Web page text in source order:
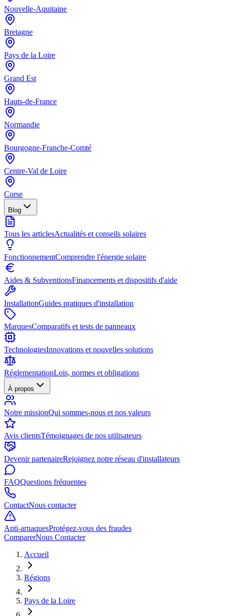
Nouvelle-Aquitaine
Bretagne
Pays de la Loire
Grand Est
Hauts-de-France
Normandie
Bourgogne-Franche-Comté
Centre-Val de Loire
Corse
Blog
Tous les articlesActualités et conseils solaires
FonctionnementComprendre l'énergie solaire
Aides & SubventionsFinancements et dispositifs d'aide
InstallationGuides pratiques d'installation
MarquesComparatifs et tests de panneaux
TechnologiesInnovations et nouvelles solutions
RéglementationLois, normes et obligations
À propos
Notre missionQui sommes-nous et nos valeurs
Avis clientsTémoignages de nos utilisateurs
Devenir partenaireRejoignez notre réseau d'installateurs
FAQQuestions fréquentes
ContactNous contacter
Anti-arnaquesProtégez-vous des fraudes
ComparerNous Contacter
Accueil
Régions
Pays de la Loire